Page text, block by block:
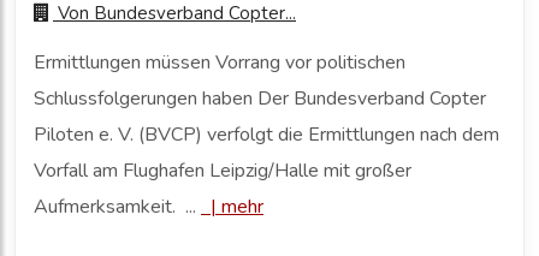
Von Bundesverband Copter...
Ermittlungen müssen Vorrang vor politischen
Schlussfolgerungen haben Der Bundesverband Copter
Piloten e. V. (BVCP) verfolgt die Ermittlungen nach dem
Vorfall am Flughafen Leipzig/Halle mit großer
Aufmerksamkeit. ...
| mehr